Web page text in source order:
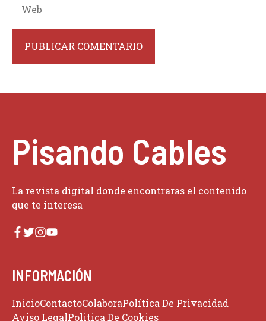
Pisando Cables
La revista digital donde encontraras el contenido
que te interesa
INFORMACIÓN
InicioContactoColaboraPolítica De Privacidad
Aviso LegalPolitica De Cookies